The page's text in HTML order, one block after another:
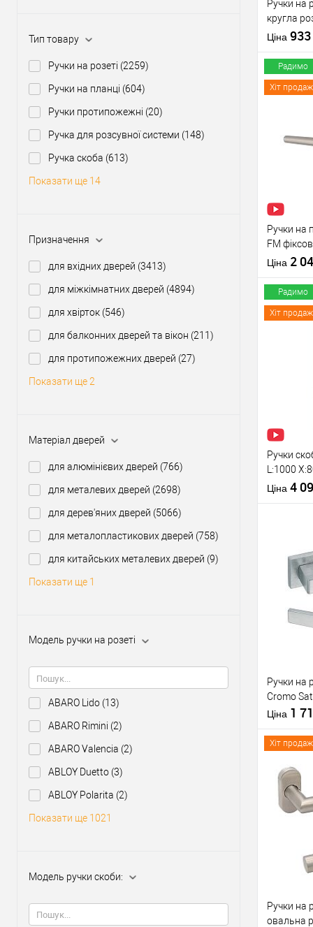
Тип товару
Ручки на розеті (2259)
Ручки на планці (604)
Ручки протипожежні (20)
Ручка для розсувної системи (148)
Ручка скоба (613)
Показати ще 14
Призначення
для вхідних дверей (3413)
для міжкімнатних дверей (4894)
для хвірток (546)
для балконних дверей та вікон (211)
для протипожежних дверей (27)
Показати ще 2
Матеріал дверей
для алюмінієвих дверей (766)
для металевих дверей (2698)
для дерев'яних дверей (5066)
для металопластикових дверей (758)
для китайських металевих дверей (9)
Показати ще 1
Модель ручки на розеті
ABARO Lido (13)
ABARO Rimini (2)
ABARO Valencia (2)
ABLOY Duetto (3)
ABLOY Polarita (2)
Показати ще 1021
Модель ручки скоби:
Ручки на
кругла
Ціна 933
Виробник
Тип товару
Матеріал
Країна
Модель
розеті
Радимо
Хіт
Ручки на
FM
Ціна 2
Виробник
Тип товару
Тип
Радимо
Хіт
Ручки
L:1000
нерж.
Ціна 4
У
Модель
скоби:
відтінок
Ручки на
Cromo
Ціна 1
Хіт
Ручки на
овальна